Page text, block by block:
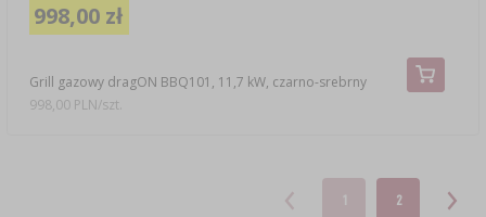
Grill gazowy dragON BBQ101, 11,7 kW, czarno-srebrny
998,00 zł
998,00 PLN/szt.
1 2